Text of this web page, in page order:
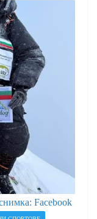
Facebook